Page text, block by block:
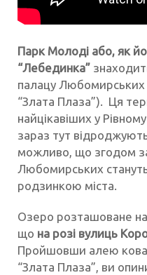
Парк Молоді або, як
“Лебединка”
палацу Любомирських
“Злата Плаза”). Ця
найцікавіших у
зараз тут
можливо, що згодом
Любомирських
родзинкою міста.
Озеро розташоване на
що на розі вулиць
Пройшовши алею
“Злата Плаза”, ви